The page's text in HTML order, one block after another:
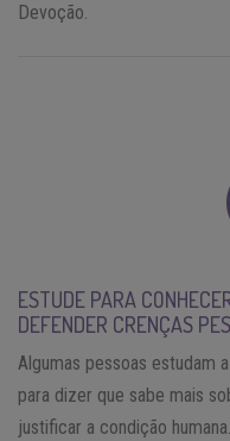
Devoção.
ESTUDE PARA
DEFENDER CRENÇAS
Algumas pessoas estudam
para dizer que sabe mais
justificar a condição